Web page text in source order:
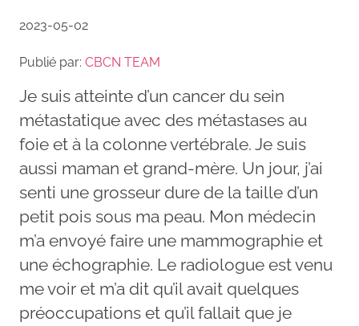
2023-05-02
Publié par: CBCN TEAM
Je suis atteinte d’un cancer du sein
métastatique avec des métastases au
foie et à la colonne vertébrale. Je suis
aussi maman et grand-mère. Un jour, j’ai
senti une grosseur dure de la taille d’un
petit pois sous ma peau. Mon médecin
m’a envoyé faire une mammographie et
une échographie. Le radiologue est venu
me voir et m’a dit qu’il avait quelques
préoccupations et qu’il fallait que je